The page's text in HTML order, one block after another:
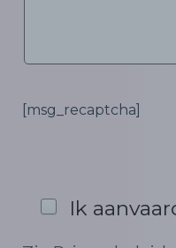
[msg_recaptcha]
Ik